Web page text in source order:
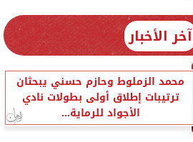
آخر الأخبار
محمد الزملوط وحازم حسني يبحثان
ترتيبات إطلاق أولى بطولات نادي
الأجواد للرماية...